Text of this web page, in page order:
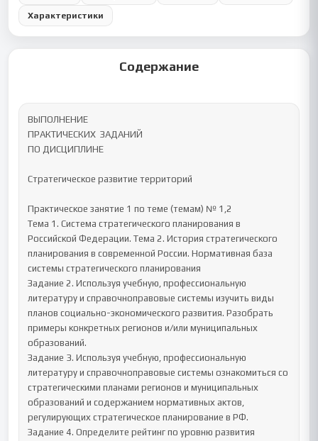
Характеристики
Содержание
ВЫПОЛНЕНИЕ
ПРАКТИЧЕСКИХ  ЗАДАНИЙ
ПО ДИСЦИПЛИНЕ
Стратегическое развитие территорий
Практическое занятие 1 по теме (темам) № 1,2
Тема 1. Система стратегического планирования в
Российской Федерации. Тема 2. История стратегического
планирования в современной России. Нормативная база
системы стратегического планирования
Задание 2. Используя учебную, профессиональную
литературу и справочноправовые системы изучить виды
планов социально-экономического развития. Разобрать
примеры конкретных регионов и/или муниципальных
образований.
Задание 3. Используя учебную, профессиональную
литературу и справочноправовые системы ознакомиться со
стратегическими планами регионов и муниципальных
образований и содержанием нормативных актов,
регулирующих стратегическое планирование в РФ.
Задание 4. Определите рейтинг по уровню развития